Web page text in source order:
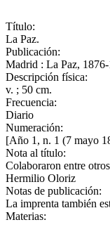
Título:
La Paz.
Publicación:
Madrid : La Paz,
Descripción física:
v. ; 50 cm.
Frecuencia:
Diario
Numeración:
[Año 1, n. 1 (7 mayo
Nota al título:
Colaboraron entre
Hermilio Oloriz
Notas de publicación:
La imprenta también
Materias: